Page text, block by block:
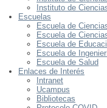
Instituto de
Escuelas
Escuela de
Escuela de
Escuela de
Escuela de
Escuela de Salud
Enlaces de Interés
Intranet
Ucampus
Bibliotecas